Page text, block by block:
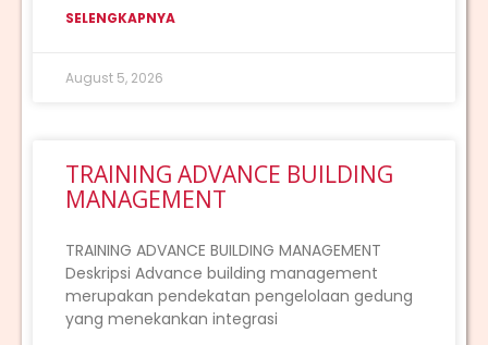
SELENGKAPNYA
August 5, 2026
TRAINING ADVANCE BUILDING
MANAGEMENT
TRAINING ADVANCE BUILDING MANAGEMENT
Deskripsi Advance building management
merupakan pendekatan pengelolaan gedung
yang menekankan integrasi